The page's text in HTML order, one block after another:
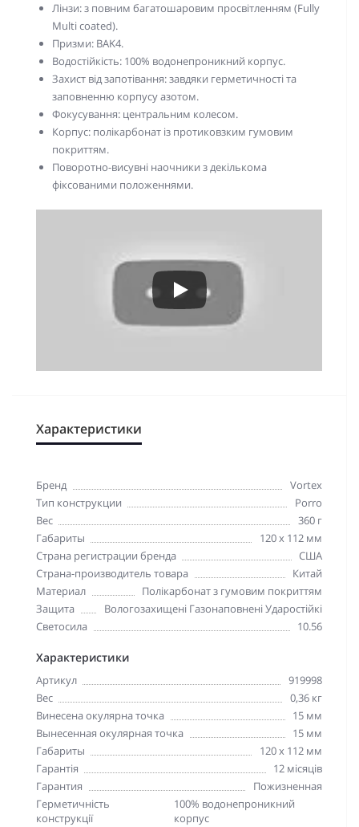
Лінзи: з повним багатошаровим просвітленням (Fully
Multi coated).
Призми: BAK4.
Водостійкість: 100% водонепроникний корпус.
Захист від запотівання: завдяки герметичності та
заповненню корпусу азотом.
Фокусування: центральним колесом.
Корпус: полікарбонат із протиковзким гумовим
покриттям.
Поворотно-висувні наочники з декількома
фіксованими положеннями.
Характеристики
Бренд
Vortex
Тип конструкции
Porro
Вес
360 г
Габариты
120 x 112 мм
Страна регистрации бренда
США
Страна-производитель товара
Китай
Материал
Полікарбонат з гумовим покриттям
Защита
Вологозахищені Газонаповнені Ударостійкі
Светосила
10.56
Характеристики
Артикул
919998
Вес
0,36 кг
Винесена окулярна точка
15 мм
Вынесенная окулярная точка
15 мм
Габариты
120 x 112 мм
Гарантія
12 місяців
Гарантия
Пожизненная
Герметичність
конструкції
100% водонепроникний
корпус